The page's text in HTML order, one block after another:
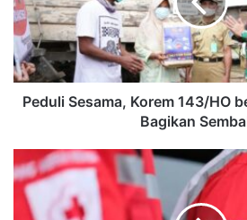
Peduli Sesama, Korem 143/HO
Bagikan